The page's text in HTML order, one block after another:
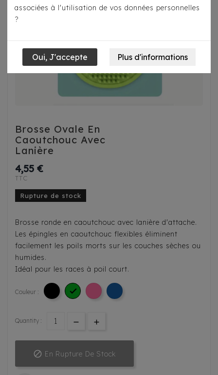
Brosse Ovale En
Caoutchouc Avec
Lanière
4,55 €
TTC
Rupture de stock
Brosse ronde en caoutchouc avec lanière d'attache.
Les épingles en caoutchouc flexibles éliminent
facilement les poils morts sur les couches sèches ou
humides.
Idéal pour les races à poil court.
Couleur : 
Quantity :
 En Rupture De Stock
associées à l'utilisation de vos données personnelles
?